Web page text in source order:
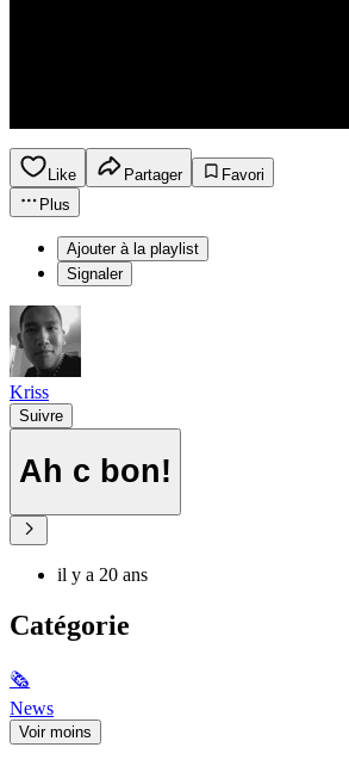
Like Partager
Favori
Plus
Ajouter à la playlist
Signaler
Kriss
Suivre
Ah c bon!
il y a 20 ans
Catégorie
🗞
News
Voir moins